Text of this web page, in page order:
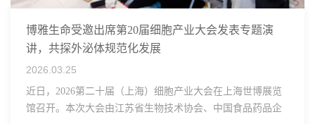
博雅生命受邀出席第20届细胞产业大会发表专题演
讲，共探外泌体规范化发展
2026.03.25
近日，2026第二十届（上海）细胞产业大会在上海世博展览
馆召开。本次大会由江苏省生物技术协会、中国食品药品企